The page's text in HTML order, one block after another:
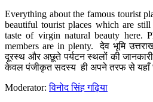
Everything about the famous tourist
beautiful tourist places which are
taste of virgin natural beauty here.
members are in plenty. देव भूमि
दूरस्थ और अछूते पर्यटन स्थलों की
केवल पंजीकृत सदस्य ही अपने तरफ से यहाँ
Moderator:विनोद सिंह गढ़िया